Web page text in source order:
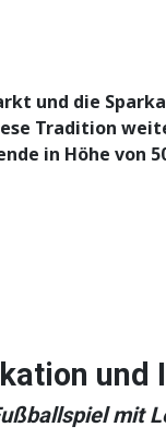
und die
Tradition
in Höhe
und
mit